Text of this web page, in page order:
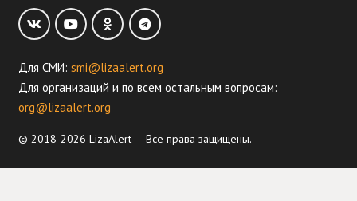
Для СМИ: smi@lizaalert.org
Для организаций и по всем остальным вопросам:
org@lizaalert.org
© 2018-2026 LizaAlert — Все права защищены.